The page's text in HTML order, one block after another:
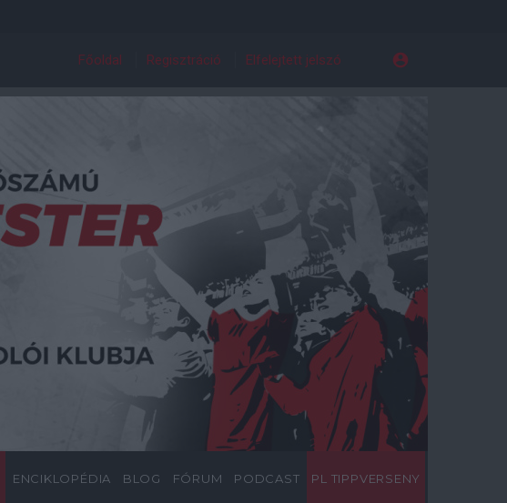
Főoldal Regisztráció Elfelejtett jelszó
ENCIKLOPÉDIA BLOG FÓRUM PODCAST PL TIPPVERSENY